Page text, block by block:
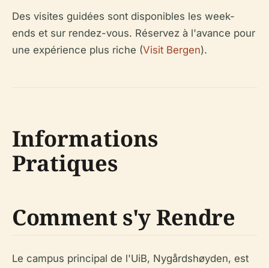
Des visites guidées sont disponibles les week-
ends et sur rendez-vous. Réservez à l'avance pour
une expérience plus riche (Visit Bergen).
Informations
Pratiques
Comment s'y Rendre
Le campus principal de l'UiB, Nygårdshøyden, est